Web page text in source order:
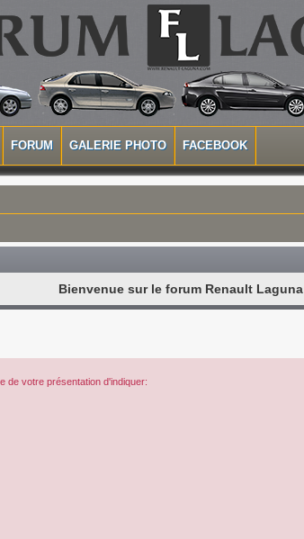
FORUM GALERIE PHOTO FACEBOOK
Bienvenue sur le forum Renault Laguna
de votre présentation d'indiquer: